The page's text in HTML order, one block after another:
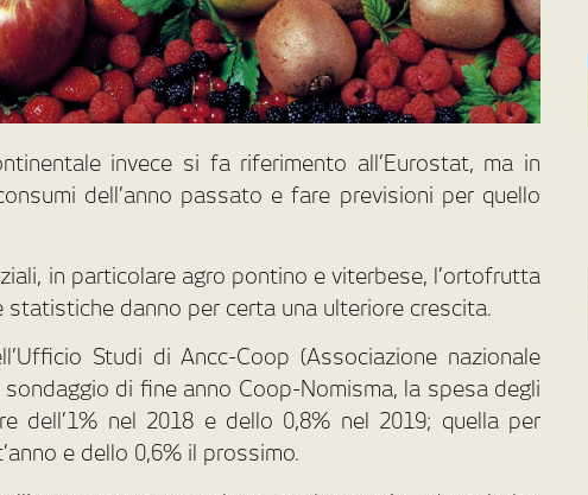
invece si fa riferimento all’Eurostat, ma in
dell’anno passato e fare previsioni per quello
in particolare agro pontino e viterbese, l’ortofrutta
statistiche danno per certa una ulteriore crescita.
Studi di Ancc-Coop (Associazione nazionale
di fine anno Coop-Nomisma, la spesa degli
dell’1% nel 2018 e dello 0,8% nel 2019; quella per
e dello 0,6% il prossimo.